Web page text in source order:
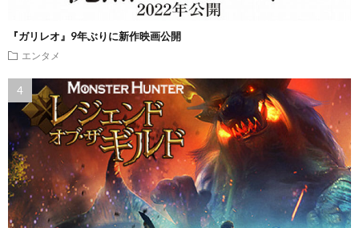
『ガリレオ』9年ぶりに新作映画公開
エンタメ